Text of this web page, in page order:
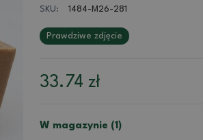
SKU:
1484-M26-281
Prawdziwe zdjęcie
33.74 zł
W magazynie (1)